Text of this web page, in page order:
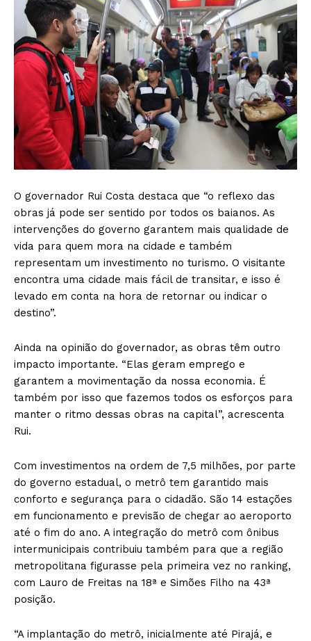
O governador Rui Costa destaca que “o reflexo das
obras já pode ser sentido por todos os baianos. As
intervenções do governo garantem mais qualidade de
vida para quem mora na cidade e também
representam um investimento no turismo. O visitante
encontra uma cidade mais fácil de transitar, e isso é
levado em conta na hora de retornar ou indicar o
destino”.
Ainda na opinião do governador, as obras têm outro
impacto importante. “Elas geram emprego e
garantem a movimentação da nossa economia. É
também por isso que fazemos todos os esforços para
manter o ritmo dessas obras na capital”, acrescenta
Rui.
Com investimentos na ordem de 7,5 milhões, por parte
do governo estadual, o metrô tem garantido mais
conforto e segurança para o cidadão. São 14 estações
em funcionamento e previsão de chegar ao aeroporto
até o fim do ano. A integração do metrô com ônibus
intermunicipais contribuiu também para que a região
metropolitana figurasse pela primeira vez no ranking,
com Lauro de Freitas na 18ª e Simões Filho na 43ª
posição.
“A implantação do metrô, inicialmente até Pirajá, e